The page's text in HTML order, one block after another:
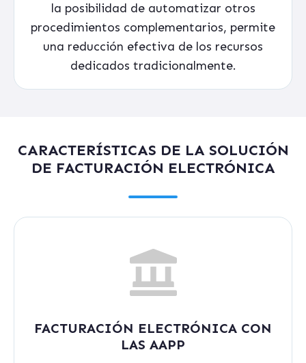
la posibilidad de automatizar otros
procedimientos complementarios, permite
una reducción efectiva de los recursos
dedicados tradicionalmente.
CARACTERÍSTICAS DE LA SOLUCIÓN
DE FACTURACIÓN ELECTRÓNICA
FACTURACIÓN ELECTRÓNICA CON
LAS AAPP